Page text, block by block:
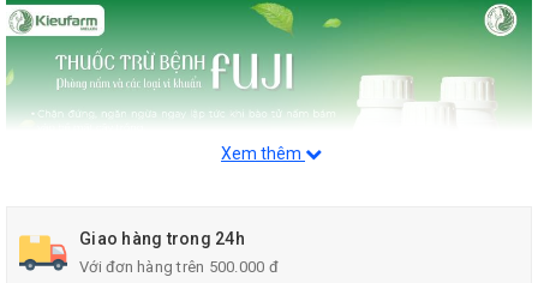
Xem thêm
Giao hàng trong 24h
Với đơn hàng trên 500.000 đ